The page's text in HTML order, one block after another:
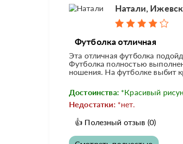
Натали, Ижевск
Футболка отличная
Эта отличная футболка
Футболка полностью
ношения. На футболке выбит
Достоинства: *Красивый
Недостатки: *нет.
👍 Полезный отзыв (0)